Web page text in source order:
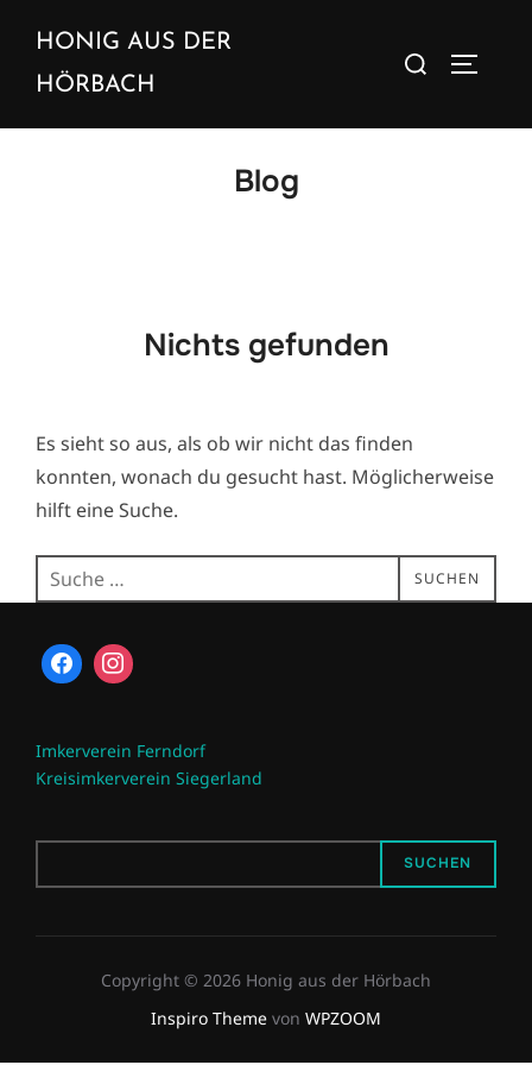
Inhalt
springen
HONIG AUS DER
HÖRBACH
Suchen
Blog
Nichts gefunden
Es sieht so aus, als ob wir nicht das finden
konnten, wonach du gesucht hast. Möglicherweise
hilft eine Suche.
Suchen
nach:
SUCHEN
Imkerverein Ferndorf
Kreisimkerverein Siegerland
SUCHEN
Copyright © 2026 Honig aus der Hörbach
Inspiro Theme von WPZOOM